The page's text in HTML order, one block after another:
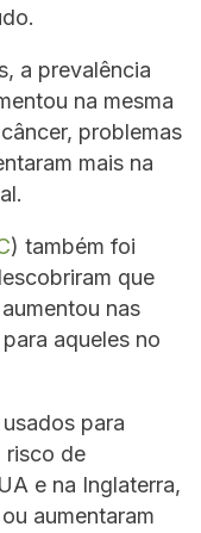
a prevalência
na mesma
problemas
mais na
) também foi
que
nas
aqueles no
para
risco de
e na Inglaterra,
aumentaram